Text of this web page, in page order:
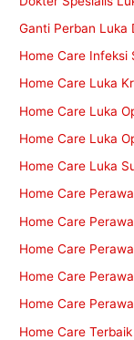
Ganti Perban Luka
Home Care Infeksi
Home Care Luka
Home Care Luka
Home Care Luka
Home Care Luka
Home Care
Home Care
Home Care
Home Care
Home Care
Home Care